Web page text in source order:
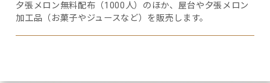
夕張メロン無料配布（1000人）のほか、屋台や夕張メロン
加工品（お菓子やジュースなど）を販売します。